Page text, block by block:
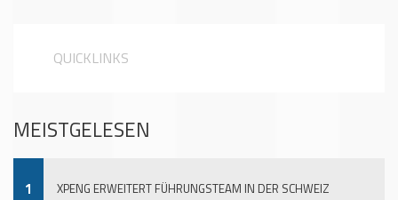
QUICKLINKS
MEISTGELESEN
1 XPENG ERWEITERT FÜHRUNGSTEAM IN DER SCHWEIZ